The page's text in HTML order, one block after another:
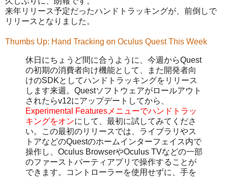
来年リリース予定だったハンドトラッキングが、前倒しで
リリースとなりました。
Thumbs Up: Hand Tracking on Oculus Quest This Week
休日にちょうど間に合うように、今週からQuest
の初期の消費者向け機能として、また開発者向
けのSDKとしてハンドトラッキングをリリース
します来週。Questソフトウェアがロールアウト
されたらv12にアップデートしてから、
Experimental Featuresメニューでハンドトラッ
キングをオンにして、最初に試してみてくださ
い。この最初のリリースでは、ライブラリやス
トアなどのQuestのホームインターフェイス内で
操作し、Oculus BrowserやOculus TVなどの一部
のファーストパーティアプリで操作することが
できます。コントローラーを使用せずに、手を